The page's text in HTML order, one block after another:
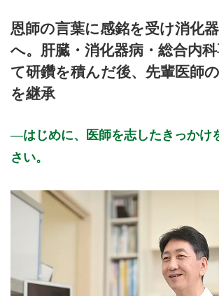
恩師の言葉に感銘を受け消化
へ。肝臓・消化器病・総合内
て研鑽を積んだ後、先輩医師
を継承
はじめに、医師を志したきっかけ
さい。